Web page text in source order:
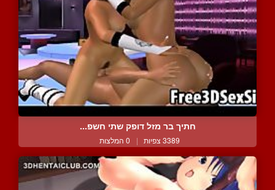
חתיך בר מזל דופק שתי חשפ...
3389 צפיות | 0 המלצות